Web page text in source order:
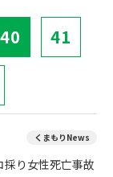
40 41
くまもりNews
り女性死亡事故